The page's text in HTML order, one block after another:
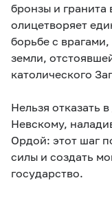
бронзы и гранита
олицетворяет
борьбе с
земли,
католического
Нельзя отказать
Невскому,
Ордой: этот шаг
силы и создать
государство.